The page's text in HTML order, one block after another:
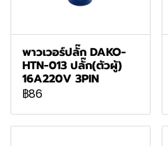
พาวเวอร์ปลั๊ก DAKO-
HTN-013 ปลั๊ก(ตัวผู้)
16A220V 3PIN
฿86